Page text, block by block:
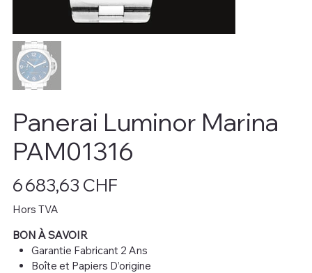
Panerai Luminor Marina
PAM01316
6 683,63 CHF
Hors TVA
BON À SAVOIR
Garantie Fabricant 2 Ans
Boîte et Papiers D’origine